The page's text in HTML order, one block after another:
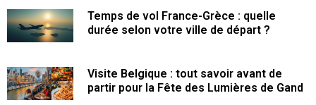
Temps de vol France-Grèce : quelle
durée selon votre ville de départ ?
Visite Belgique : tout savoir avant de
partir pour la Fête des Lumières de Gand